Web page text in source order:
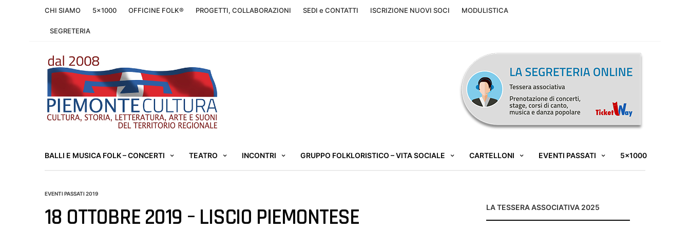
CHI SIAMO 5×1000 OFFICINE FOLK® PROGETTI, COLLABORAZIONI SEDI e CONTATTI ISCRIZIONE NUOVI SOCI MODULISTICA
SEGRETERIA
BALLI E MUSICA FOLK – CONCERTI TEATRO INCONTRI GRUPPO FOLKLORISTICO – VITA SOCIALE CARTELLONI EVENTI PASSATI 5×1000
EVENTI PASSATI 2019
18 OTTOBRE 2019 – LISCIO PIEMONTESE LA TESSERA ASSOCIATIVA 2025